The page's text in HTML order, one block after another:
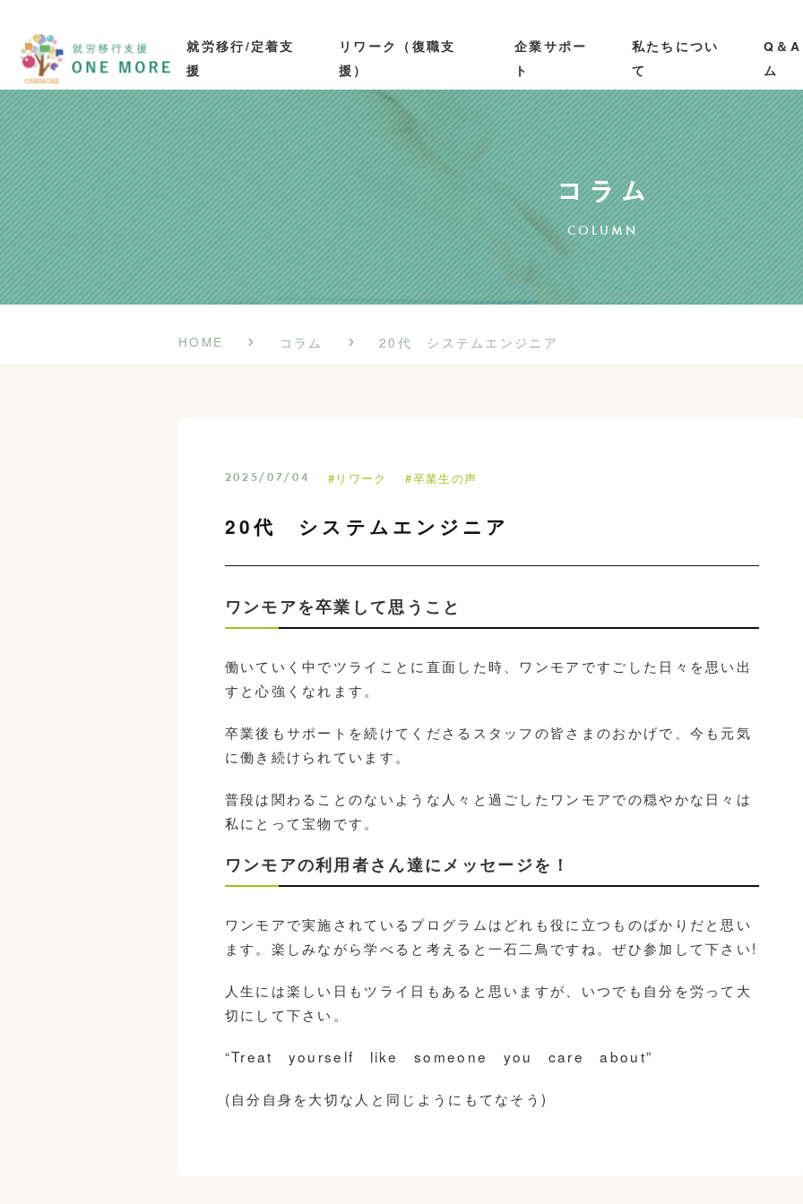
就労移行/定着支
援
リワーク（復職支
援）
企業サポー
ト
私たちについ
て
Q＆
ム
COLUMN
HOME コラム 20代 システムエンジニア
2025/07/04 #リワーク #卒業生の声
20代 システムエンジニア
ワンモアを卒業して思うこと
働いていく中でツライことに直面した時、ワンモアですごした日々を思い出
すと心強くなれます。
卒業後もサポートを続けてくださるスタッフの皆さまのおかげで、今も元気
に働き続けられています。
普段は関わることのないような人々と過ごしたワンモアでの穏やかな日々は
私にとって宝物です。
ワンモアの利用者さん達にメッセージを！
ワンモアで実施されているプログラムはどれも役に立つものばかりだと思い
ます。楽しみながら学べると考えると一石二鳥ですね。ぜひ参加して下さい!
人生には楽しい日もツライ日もあると思いますが、いつでも自分を労って大
切にして下さい。
“Treat yourself like someone you care about”
(自分自身を大切な人と同じようにもてなそう)